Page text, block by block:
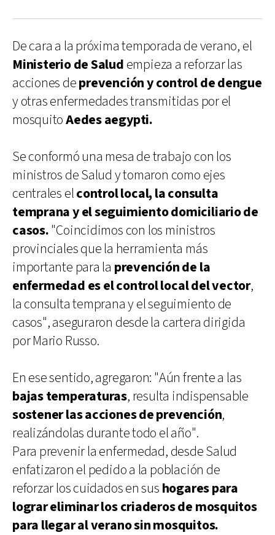
De cara a la próxima temporada de verano, el
Ministerio de Salud empieza a reforzar las
acciones deprevención y control de dengue
y otras enfermedades transmitidas por el
mosquitoAedes aegypti.
Se conformó una mesa de trabajo con los
ministros de Salud y tomaron como ejes
centrales elcontrol local, la consulta
temprana y el seguimiento domiciliario de
casos."Coincidimos con los ministros
provinciales que la herramienta más
importante para la prevención de la
enfermedad es el control local del vector,
la consulta temprana y el seguimiento de
casos", aseguraron desde la cartera dirigida
por Mario Russo.
En ese sentido, agregaron: "Aún frente a las
bajas temperaturas, resulta indispensable
sostener las acciones de prevención,
realizándolas durante todo el año".
Para prevenir la enfermedad, desde Salud
enfatizaron el pedido a la población de
reforzar los cuidados en sus hogares para
lograr eliminar los criaderos de mosquitos
para llegar al verano sin mosquitos.